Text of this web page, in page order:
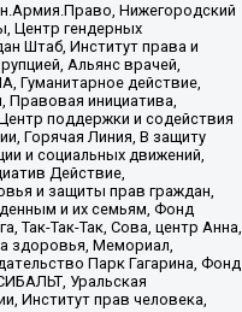
Нижегородский
Центр гендерных
Штаб, Институт права и
Альянс врачей,
действие,
Правовая инициатива,
поддержки и содействия
Горячая Линия, В защиту
и социальных движений,
Действие,
и защиты прав граждан,
и их семьям, Фонд
Так-Так-Так, Сова, центр Анна,
здоровья, Мемориал,
Парк Гагарина, Фонд
Уральская
Институт прав человека,